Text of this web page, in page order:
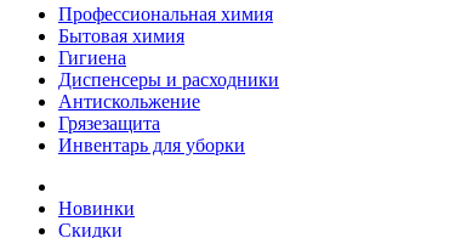
Профессиональная химия
Бытовая химия
Гигиена
Диспенсеры и расходники
Антискольжение
Грязезащита
Инвентарь для уборки
Новинки
Скидки